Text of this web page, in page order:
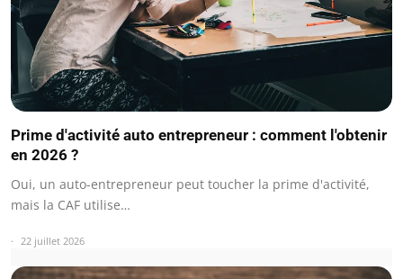
Prime d'activité auto entrepreneur : comment l'obtenir
en 2026 ?
Oui, un auto-entrepreneur peut toucher la prime d'activité,
mais la CAF utilise…
22 juillet 2026